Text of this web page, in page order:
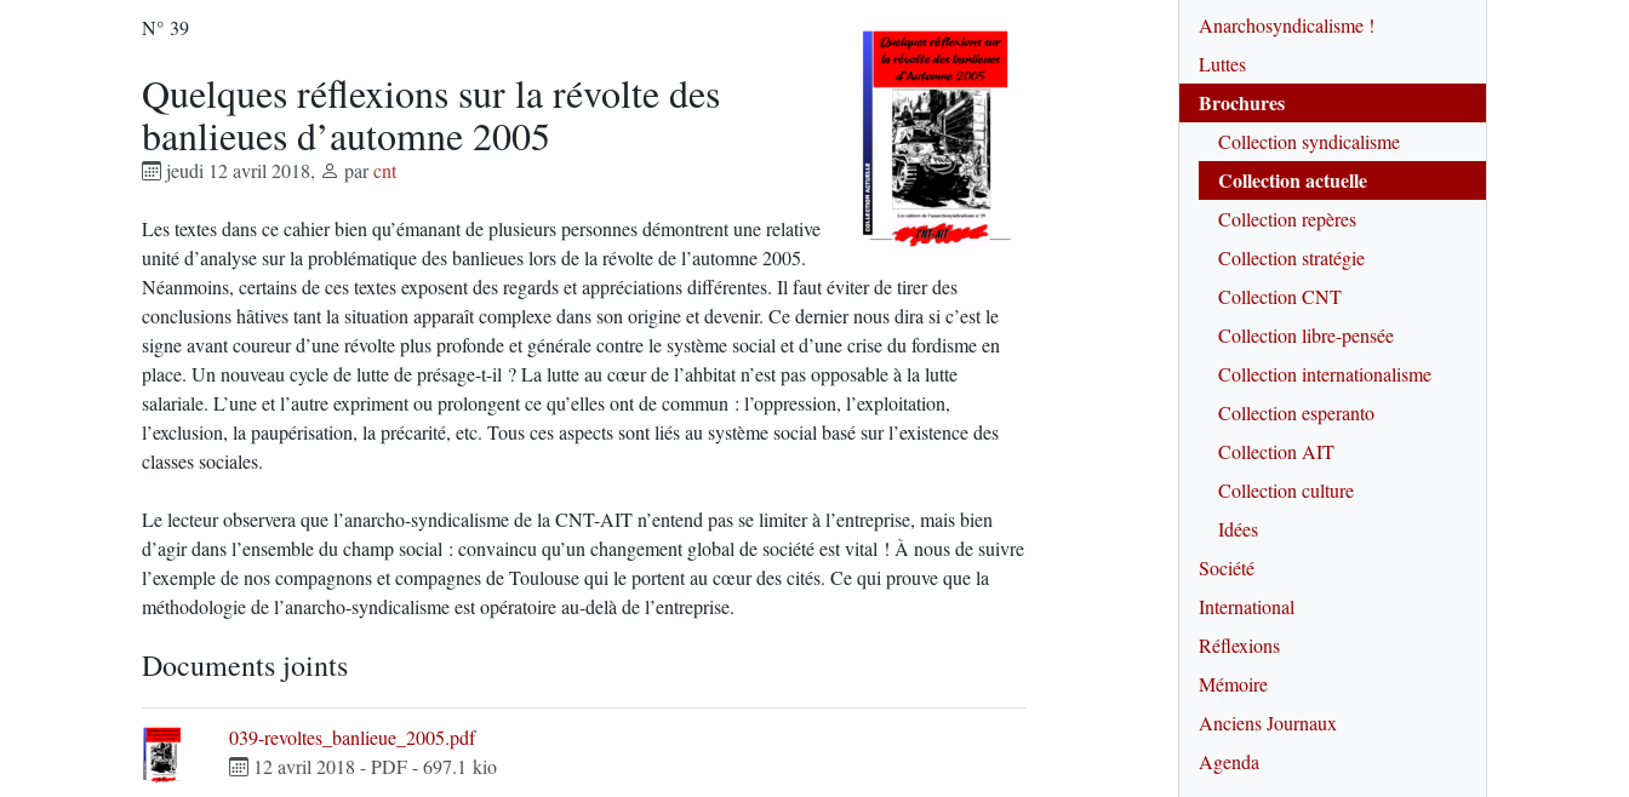
N° 39
Quelques réflexions sur la révolte des
banlieues d’automne 2005
jeudi 12 avril 2018, parcnt
Les textes dans ce cahier bien qu’émanant de plusieurs personnes démontrent une relative
unité d’analyse sur la problématique des banlieues lors de la révolte de l’automne 2005.
Néanmoins, certains de ces textes exposent des regards et appréciations différentes. Il faut éviter de tirer des
conclusions hâtives tant la situation apparaît complexe dans son origine et devenir. Ce dernier nous dira si c’est le
signe avant coureur d’une révolte plus profonde et générale contre le système social et d’une crise du fordisme en
place. Un nouveau cycle de lutte de présage-t-il ? La lutte au cœur de l’ahbitat n’est pas opposable à la lutte
salariale. L’une et l’autre expriment ou prolongent ce qu’elles ont de commun : l’oppression, l’exploitation,
l’exclusion, la paupérisation, la précarité, etc. Tous ces aspects sont liés au système social basé sur l’existence des
classes sociales.
Le lecteur observera que l’anarcho-syndicalisme de la CNT-AIT n’entend pas se limiter à l’entreprise, mais bien
d’agir dans l’ensemble du champ social : convaincu qu’un changement global de société est vital ! À nous de suivre
l’exemple de nos compagnons et compagnes de Toulouse qui le portent au cœur des cités. Ce qui prouve que la
méthodologie de l’anarcho-syndicalisme est opératoire au-delà de l’entreprise.
Documents joints
039-revoltes_banlieue_2005.pdf
12 avril 2018 -PDF-697.1 kio
Anarchosyndicalisme !
Luttes
Brochures
Collection syndicalisme
Collection actuelle
Collection repères
Collection stratégie
Collection CNT
Collection libre-pensée
Collection internationalisme
Collection esperanto
Collection AIT
Collection culture
Idées
Société
International
Réflexions
Mémoire
Anciens Journaux
Agenda